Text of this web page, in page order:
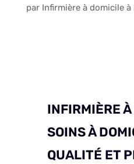
par Infirmière à domicile à
INFIRMIÈRE
SOINS À
QUALITÉ ET